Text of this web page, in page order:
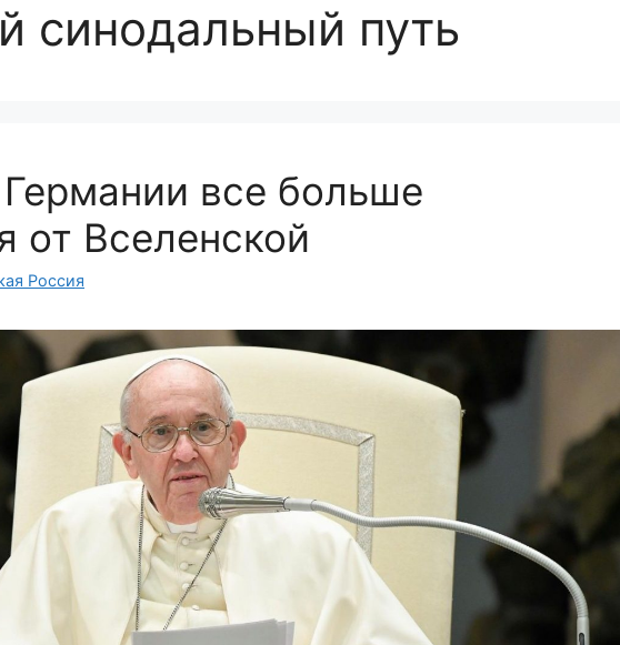
синодальный путь
все больше
от Вселенской
Россия